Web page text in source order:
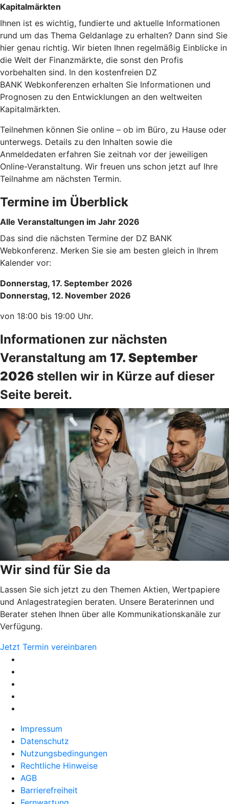
Kapitalmärkten
Ihnen ist es wichtig, fundierte und aktuelle Informationen
rund um das Thema Geldanlage zu erhalten? Dann sind Sie
hier genau richtig. Wir bieten Ihnen regelmäßig Einblicke in
die Welt der Finanzmärkte, die sonst den Profis
vorbehalten sind. In den kostenfreien DZ
BANK Webkonferenzen erhalten Sie Informationen und
Prognosen zu den Entwicklungen an den weltweiten
Kapitalmärkten.
Teilnehmen können Sie online – ob im Büro, zu Hause oder
unterwegs. Details zu den Inhalten sowie die
Anmeldedaten erfahren Sie zeitnah vor der jeweiligen
Online-Veranstaltung. Wir freuen uns schon jetzt auf Ihre
Teilnahme am nächsten Termin.
Termine im Überblick
Alle Veranstaltungen im Jahr 2026
Das sind die nächsten Termine der DZ BANK
Webkonferenz. Merken Sie sie am besten gleich in Ihrem
Kalender vor:
Donnerstag, 17. September 2026
Donnerstag, 12. November 2026
von 18:00 bis 19:00 Uhr.
Informationen zur nächsten
Veranstaltung am 17. September
2026 stellen wir in Kürze auf dieser
Seite bereit.
Wir sind für Sie da
Lassen Sie sich jetzt zu den Themen Aktien, Wertpapiere
und Anlagestrategien beraten. Unsere Beraterinnen und
Berater stehen Ihnen über alle Kommunikationskanäle zur
Verfügung.
Jetzt Termin vereinbaren
Impressum
Datenschutz
Nutzungsbedingungen
Rechtliche Hinweise
AGB
Barrierefreiheit